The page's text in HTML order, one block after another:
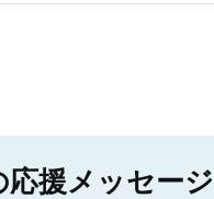
応援メッセージ